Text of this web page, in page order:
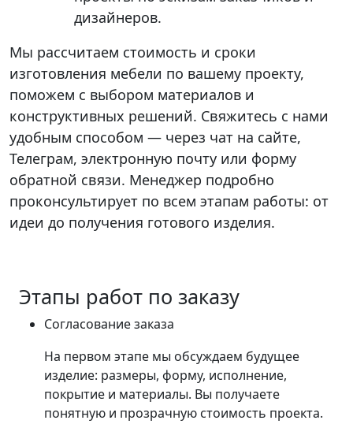
дизайнеров.
Мы рассчитаем стоимость и сроки
изготовления мебели по вашему проекту,
поможем с выбором материалов и
конструктивных решений. Свяжитесь с нами
удобным способом — через чат на сайте,
Телеграм, электронную почту или форму
обратной связи. Менеджер подробно
проконсультирует по всем этапам работы: от
идеи до получения готового изделия.
Этапы работ по заказу
Согласование заказа
На первом этапе мы обсуждаем будущее
изделие: размеры, форму, исполнение,
покрытие и материалы. Вы получаете
понятную и прозрачную стоимость проекта.